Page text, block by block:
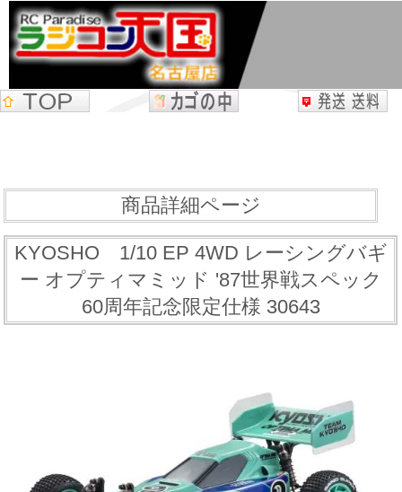
商品詳細ページ
KYOSHO 1/10 EP 4WD レーシングバギ
ー オプティマミッド '87世界戦スペック
60周年記念限定仕様 30643